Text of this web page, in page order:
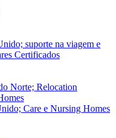
suporte na viagem e
Certificados
Norte; Relocation
Care e Nursing Homes